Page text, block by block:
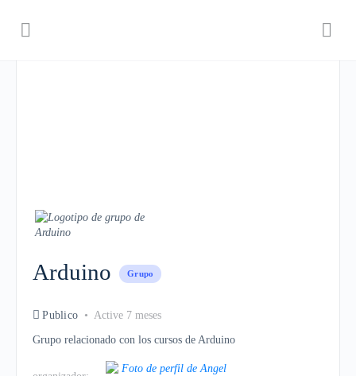
Arduino Grupo
Publico Active 7 meses
Grupo relacionado con los cursos de Arduino